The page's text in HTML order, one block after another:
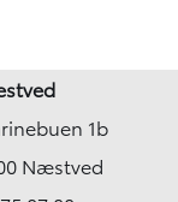
1b
Næstved